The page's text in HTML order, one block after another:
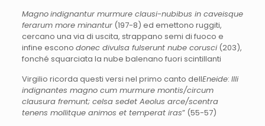
Magnoindignantur murmure clausi-nubibus in caveisque
ferarum more minantur(197-8) ed emettono ruggiti,
cercano una via di uscita, strappano semi di fuoco e
infine escono donec divulsa fulserunt nube corusci(203),
fonché squarciata la nube balenano fuori scintillanti
Virgilio ricorda questi versi nel primo canto dellEneide: Illi
indignantes magno cum murmure montis/circum
clausura fremunt; celsa sedet Aeolus arce/scentra
tenens mollitque animos et temperat iras” (55-57)